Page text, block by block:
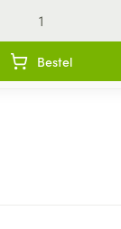
Bestel